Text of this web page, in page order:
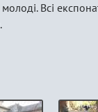
Всі